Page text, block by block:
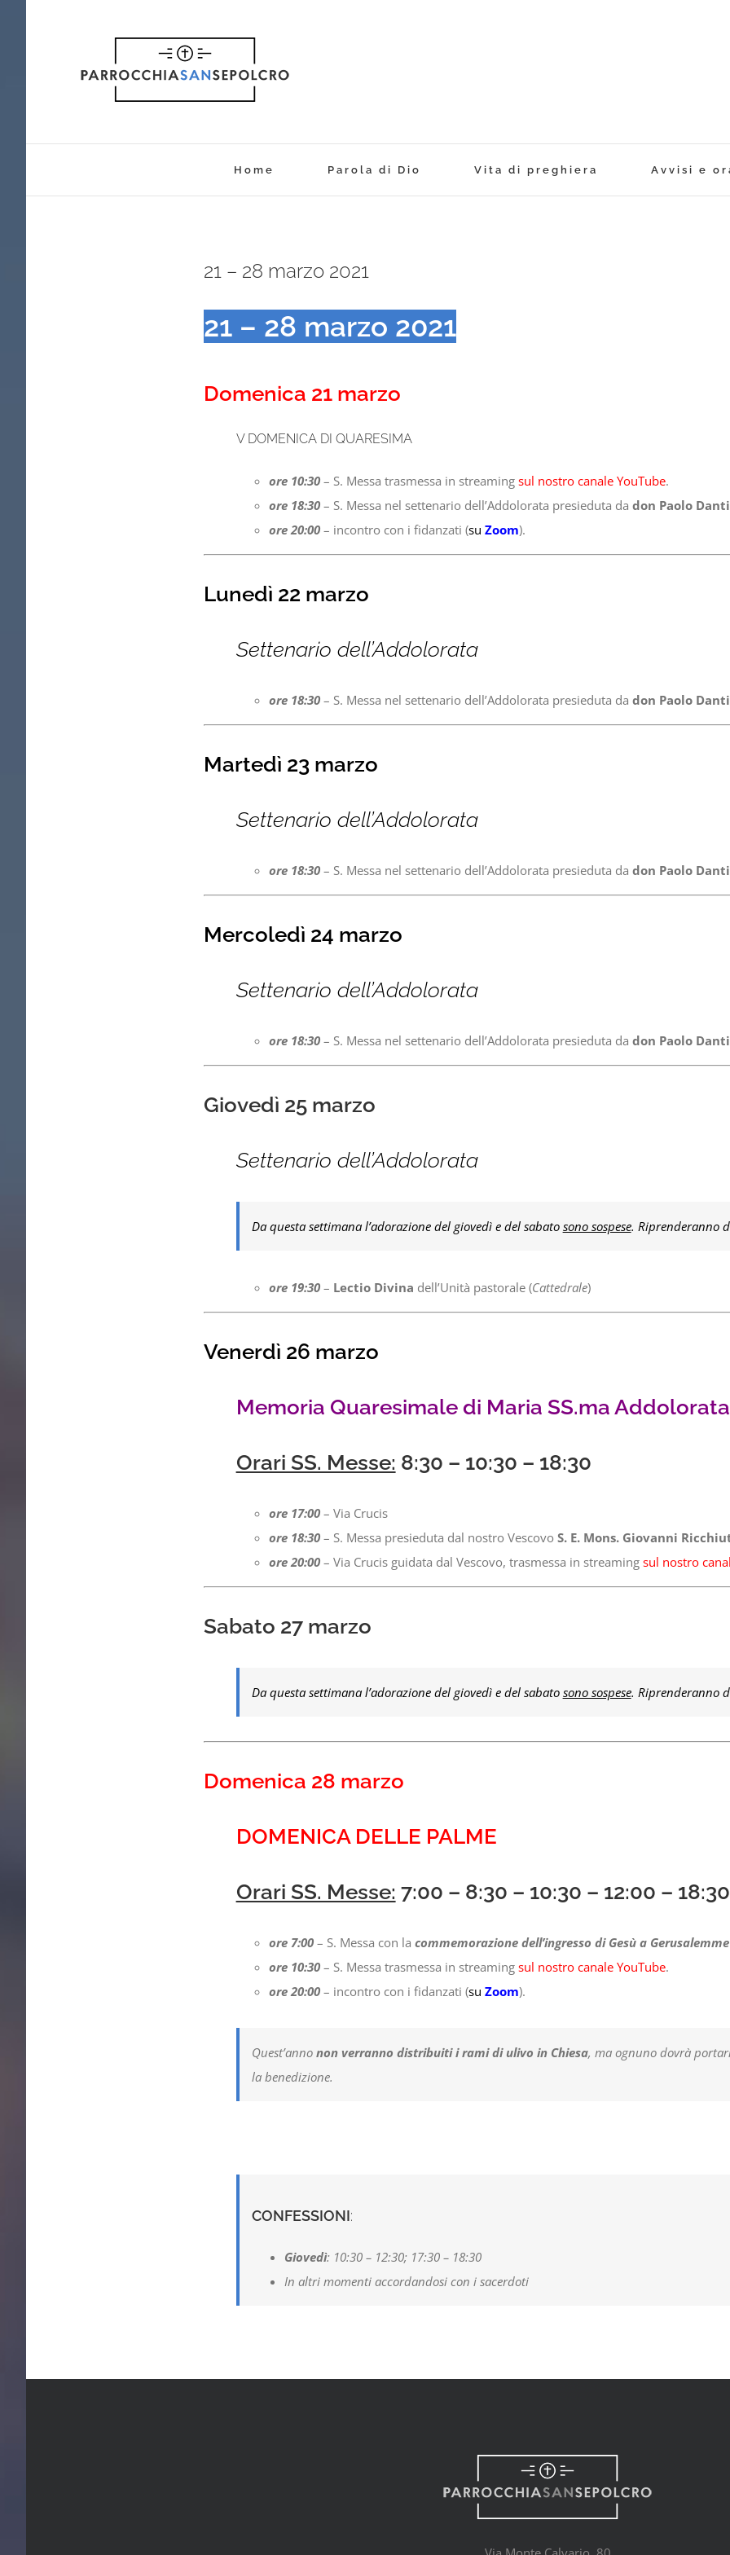
Home Parola di Dio Vita di preghiera Avvisi e
21 – 28 marzo 2021
21 – 28 marzo 2021
Domenica 21 marzo
V DOMENICA DI QUARESIMA
ore 10:30– S. Messa trasmessa in streaming sul nostro canale YouTube.
ore 18:30– S. Messa nel settenario dell’Addolorata presieduta da don Paolo
ore 20:00– incontro con i fidanzati (su Zoom).
Lunedì 22 marzo
Settenario dell’Addolorata
ore 18:30– S. Messa nel settenario dell’Addolorata presieduta da don Paolo
Martedì 23 marzo
Settenario dell’Addolorata
ore 18:30– S. Messa nel settenario dell’Addolorata presieduta da don Paolo
Mercoledì 24 marzo
Settenario dell’Addolorata
ore 18:30– S. Messa nel settenario dell’Addolorata presieduta da don Paolo
Giovedì 25 marzo
Settenario dell’Addolorata
Da questa settimana l’adorazione del giovedì e del sabato sono sospese. Riprenderanno
ore 19:30– Lectio Divina dell’Unità pastorale (Cattedrale)
Venerdì 26 marzo
Memoria Quaresimale di Maria SS.ma Addolorata
Orari SS. Messe: 8:30 – 10:30 – 18:30
ore 17:00– Via Crucis
ore 18:30– S. Messa presieduta dal nostro Vescovo S. E. Mons. Giovanni
ore 20:00– Via Crucis guidata dal Vescovo, trasmessa in streaming sul nostro
Sabato 27 marzo
Da questa settimana l’adorazione del giovedì e del sabato sono sospese. Riprenderanno
Domenica 28 marzo
DOMENICA DELLE PALME
Orari SS. Messe: 7:00 – 8:30 – 10:30 – 12:00 – 18:30
ore 7:00– S. Messa con la commemorazione dell’ingresso di Gesù a Gerusalemme
ore 10:30– S. Messa trasmessa in streaming sul nostro canale YouTube.
ore 20:00– incontro con i fidanzati (su Zoom).
Quest’anno non verranno distribuiti i rami di ulivo in Chiesa, ma ognuno dovrà
la benedizione.
CONFESSIONI:
Giovedì: 10:30 – 12:30; 17:30 – 18:30
In altri momenti accordandosi con i sacerdoti